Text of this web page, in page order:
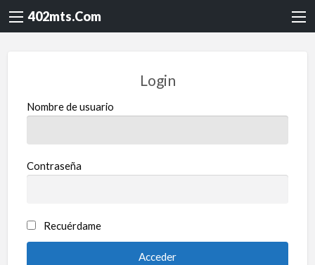
402mts.Com
Login
Nombre de usuario
Contraseña
Recuérdame